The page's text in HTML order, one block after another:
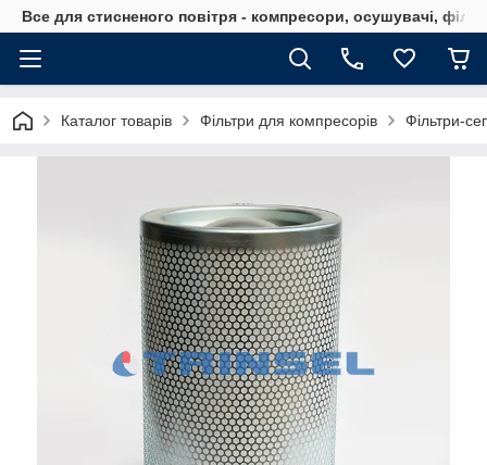
Все для стисненого повітря - компресори, осушувачі,
Каталог товарів Фільтри для компресорів Фільтри-